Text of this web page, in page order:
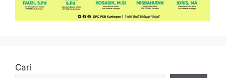
Cari